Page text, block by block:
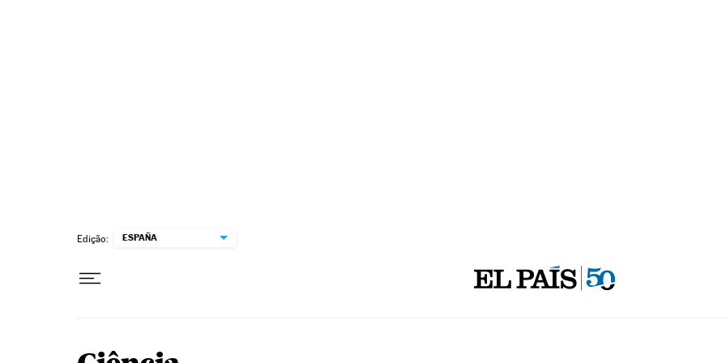
Edição: ESPAÑA